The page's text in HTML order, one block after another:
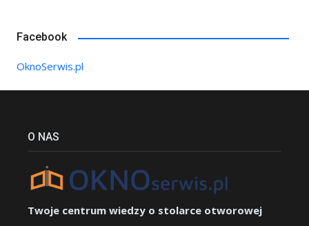
Facebook
OknoSerwis.pl
O NAS
Twoje centrum wiedzy o stolarce otworowej